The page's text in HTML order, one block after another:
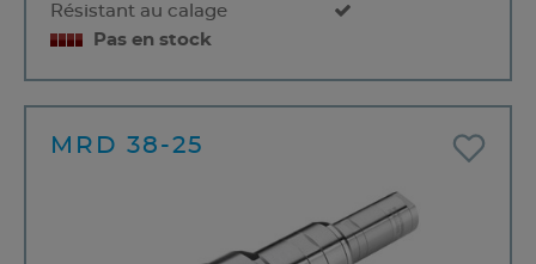
Résistant au calage
Pas en stock
MRD 38-25